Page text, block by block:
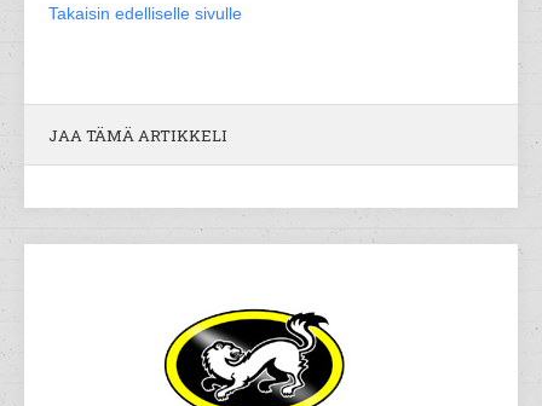
Takaisin edelliselle sivulle
JAA TÄMÄ ARTIKKELI